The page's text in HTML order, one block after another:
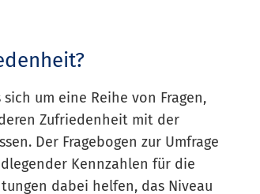
um eine Reihe von Fragen,
Zufriedenheit mit der
Der Fragebogen zur Umfrage
Kennzahlen für die
dabei helfen, das Niveau